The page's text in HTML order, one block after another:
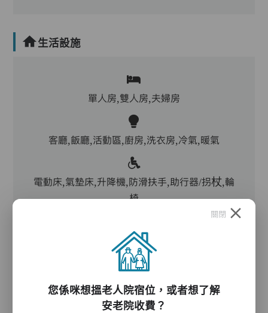
生活設施
單人房,雙人房,夫婦房
客廳,飯廳,活動區,廚房,洗衣房,冷氣,暖氣
電動床,氣墊床,升降機,防滑扶手,助行器/拐杖,輪
椅
主管,助理員,護理員,保健員,到診醫生
關閉
您係咪想搵老人院宿位，或者想了解
安老院收費？